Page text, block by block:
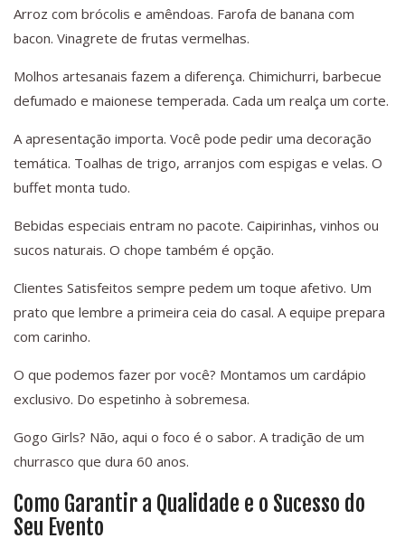
Arroz com brócolis e amêndoas. Farofa de banana com
bacon. Vinagrete de frutas vermelhas.
Molhos artesanais fazem a diferença. Chimichurri, barbecue
defumado e maionese temperada. Cada um realça um corte.
A apresentação importa. Você pode pedir uma decoração
temática. Toalhas de trigo, arranjos com espigas e velas. O
buffet monta tudo.
Bebidas especiais entram no pacote. Caipirinhas, vinhos ou
sucos naturais. O chope também é opção.
Clientes Satisfeitos sempre pedem um toque afetivo. Um
prato que lembre a primeira ceia do casal. A equipe prepara
com carinho.
O que podemos fazer por você? Montamos um cardápio
exclusivo. Do espetinho à sobremesa.
Gogo Girls? Não, aqui o foco é o sabor. A tradição de um
churrasco que dura 60 anos.
Como Garantir a Qualidade e o Sucesso do
Seu Evento